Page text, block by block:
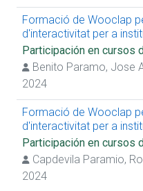
Formació de Wooclap
d'interactivitat per a
Participación en cursos
Benito Paramo, Jose
2024
Formació de Wooclap
d'interactivitat per a
Participación en cursos
Capdevila Paramio,
2024